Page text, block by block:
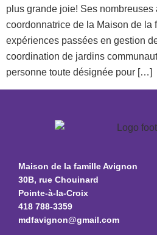
plus grande joie! Ses nombreuses
coordonnatrice de la Maison de la
expériences passées en gestion
coordination de jardins
personne toute désignée pour […]
Maison de la famille Avignon
30B, rue Chouinard
Pointe-à-la-Croix
418 788-3359
mdfavignon@gmail.com